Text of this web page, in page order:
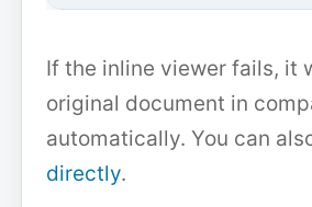
If the inline viewer fails, it
original document in
automatically. You can
directly.